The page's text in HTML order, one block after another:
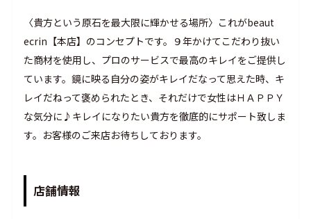
〈貴方という原石を最大限に輝かせる場所〉これがbeaut
ecrin【本店】のコンセプトです。９年かけてこだわり抜い
た商材を使用し、プロのサービスで最高のキレイをご提供し
ています。鏡に映る自分の姿がキレイだなって思えた時、キ
レイだねって褒められたとき、それだけで女性はＨＡＰＰＹ
な気分に♪キレイになりたい貴方を徹底的にサポート致しま
す。お客様のご来店お待ちしております。
店舗情報